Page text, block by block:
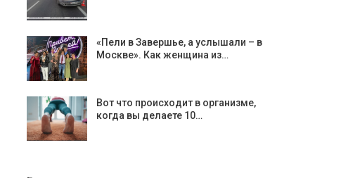
«Пели в Завершье, а услышали – в
Москве». Как женщина из…
Вот что происходит в организме,
когда вы делаете 10…